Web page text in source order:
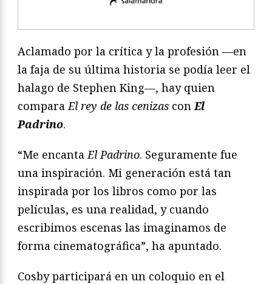
Aclamado por la crítica y la profesión —en
la faja de su última historia se podía leer el
halago de Stephen King—, hay quien
comparaEl rey de las cenizas conEl
Padrino.
“Me encantaEl Padrino. Seguramente fue
una inspiración. Mi generación está tan
inspirada por los libros como por las
películas, es una realidad, y cuando
escribimos escenas las imaginamos de
forma cinematográfica”, ha apuntado.
Cosby participará en un coloquio en el